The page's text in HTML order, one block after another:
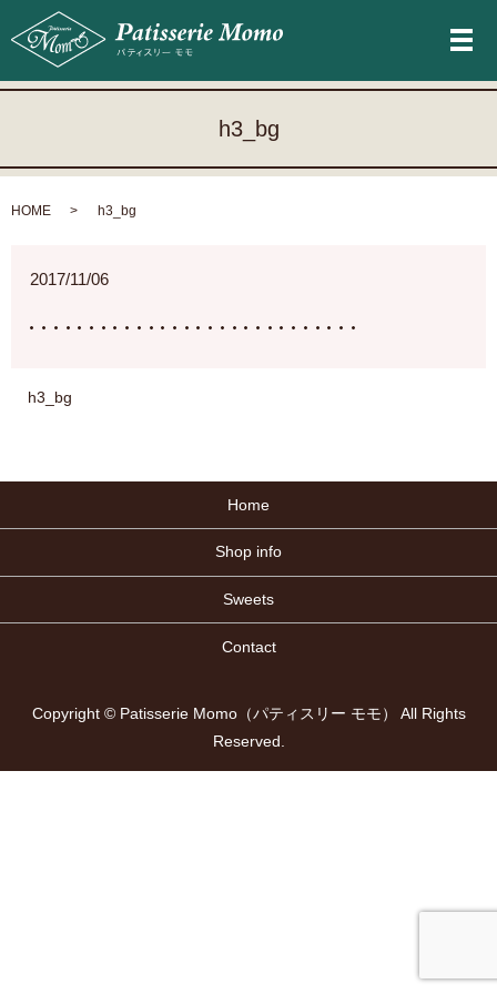
メ
h3_bg
HOME h3_bg
2017/11/06
h3_bg
Home
Shop info
Sweets
Contact
Copyright © Patisserie Momo（パティスリー モモ） All Rights
Reserved.